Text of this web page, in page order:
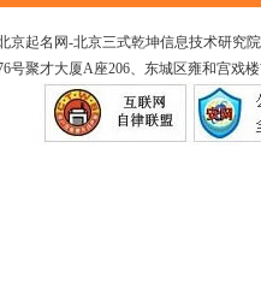
京起名网-北京三式乾坤信息技术研究
聚才大厦A座206、东城区雍和宫戏